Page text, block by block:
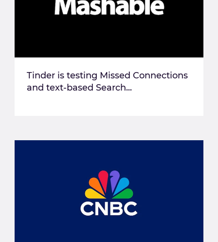
Tinder is testing Missed Connections
and text-based Search...